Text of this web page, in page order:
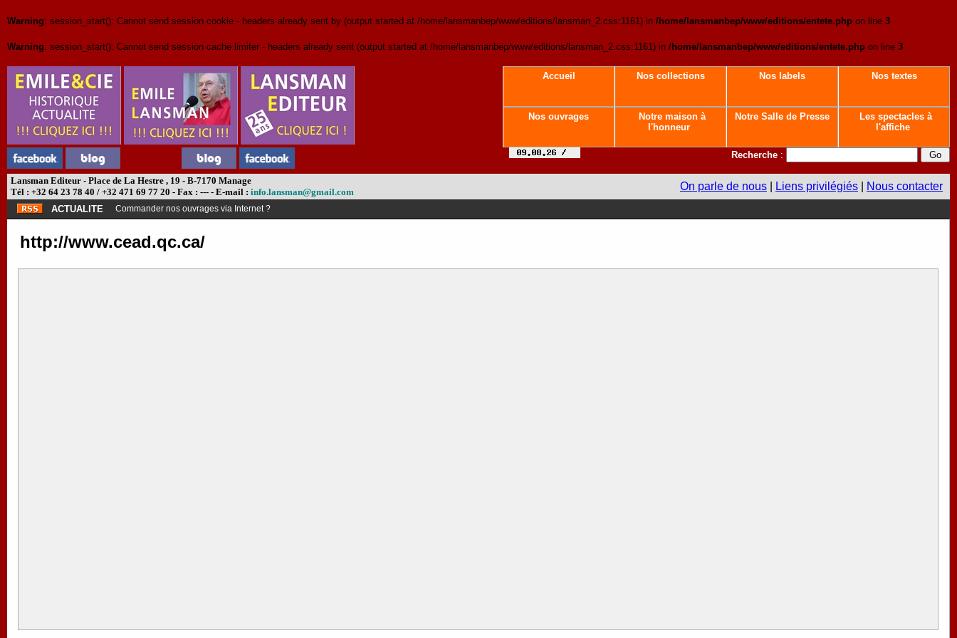
Warning: session_start(): Cannot send session cookie - headers already sent by (output started at /home/lansmanbep/www/editions/lansman_2.css:1161) in /home/lansmanbep/www/editions/entete.php on line 3
Warning: session_start(): Cannot send session cache limiter - headers already sent (output started at /home/lansmanbep/www/editions/lansman_2.css:1161) in /home/lansmanbep/www/editions/entete.php on line 3
Accueil Nos collections Nos labels Nos textes
Nos ouvrages
Notre maison à
l'honneur
Notre Salle de Presse
Les spectacles à
l'affiche
Recherche :
Lansman Editeur - Place de La Hestre , 19 - B-7170 Manage
Tél : +32 64 23 78 40 / +32 471 69 77 20 - Fax : --- - E-mail : info.lansman@gmail.com On parle de nous Liens privilégiés Nous contacter
ACTUALITE Commander nos ouvrages via Internet ?
http://www.cead.qc.ca/